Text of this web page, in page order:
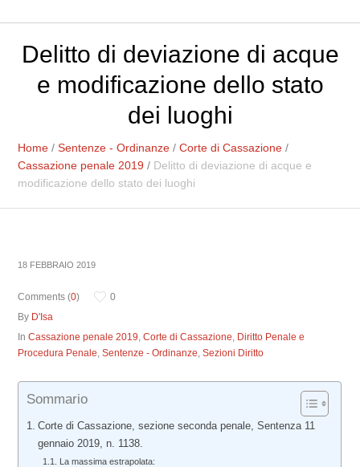
Delitto di deviazione di acque
e modificazione dello stato
dei luoghi
Home /Sentenze - Ordinanze /Corte di Cassazione /
Cassazione penale 2019 / Delitto di deviazione di acque e
modificazione dello stato dei luoghi
18 FEBBRAIO 2019
Comments (0)
0
By D'Isa
InCassazione penale 2019,Corte di Cassazione, Diritto Penale e
Procedura Penale,Sentenze - Ordinanze,Sezioni Diritto
Sommario
Corte di Cassazione, sezione seconda penale, Sentenza 11
gennaio 2019, n. 1138.
La massima estrapolata: